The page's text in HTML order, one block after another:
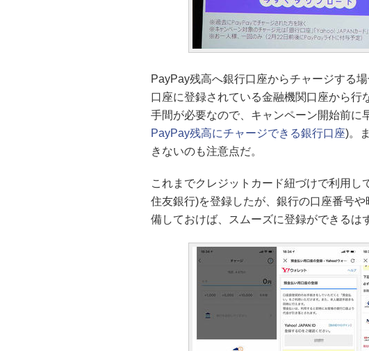
PayPay残高へ銀行口座からチャージする
口座に登録されている金融機関口座から行
手間が必要なので、キャンペーン開始前に
PayPay残高にチャージできる銀行口座)。
きないのも注意点だ。
これまでクレジットカード紐づけで利用
住友銀行)を登録したが、銀行の口座番号
備しておけば、スムーズに登録ができるは